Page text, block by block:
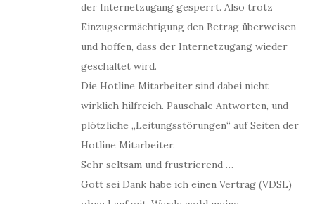
der Internetzugang gesperrt. Also trotz
Einzugsermächtigung den Betrag überweisen
und hoffen, dass der Internetzugang wieder
geschaltet wird.
Die Hotline Mitarbeiter sind dabei nicht
wirklich hilfreich. Pauschale Antworten, und
plötzliche „Leitungsstörungen“ auf Seiten der
Hotline Mitarbeiter.
Sehr seltsam und frustrierend …
Gott sei Dank habe ich einen Vertrag (VDSL)